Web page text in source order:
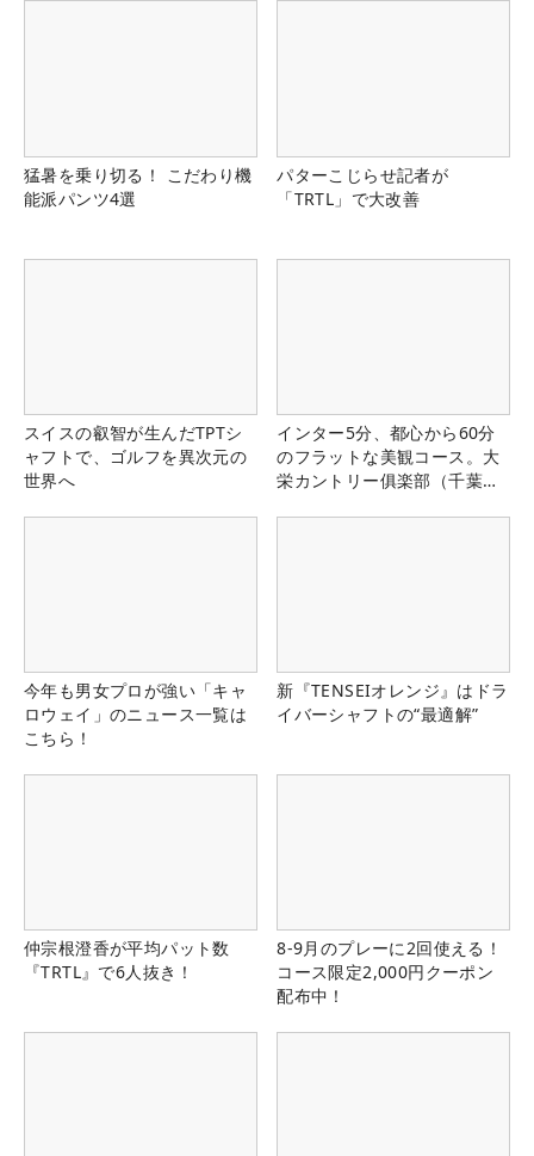
猛暑を乗り切る！ こだわり機
能派パンツ4選
パターこじらせ記者が
「TRTL」で大改善
スイスの叡智が生んだTPTシ
ャフトで、ゴルフを異次元の
世界へ
インター5分、都心から60分
のフラットな美観コース。大
栄カントリー俱楽部（千葉
今年も男女プロが強い「キャ
ロウェイ」のニュース一覧は
こちら！
新『TENSEIオレンジ』はドラ
イバーシャフトの“最適解”
仲宗根澄香が平均パット数
『TRTL』で6人抜き！
8-9月のプレーに2回使える！
コース限定2,000円クーポン
配布中！